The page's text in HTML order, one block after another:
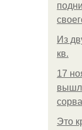
Из
кв.
17
Это